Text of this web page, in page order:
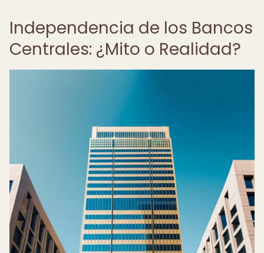
Independencia de los Bancos
Centrales: ¿Mito o Realidad?